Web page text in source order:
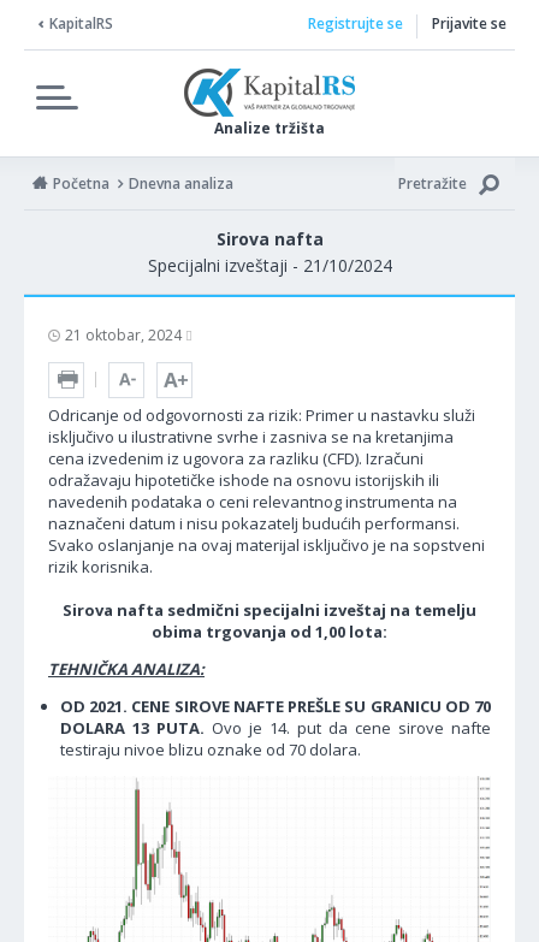
KapitalRS
Analize tržišta
Registrujte se Prijavite se
Početna Dnevna analiza Pretražite
Sirova nafta
Specijalni izveštaji - 21/10/2024
21 oktobar, 2024
Odricanje od odgovornosti za rizik: Primer u nastavku služi
isključivo u ilustrativne svrhe i zasniva se na kretanjima
cena izvedenim iz ugovora za razliku (CFD). Izračuni
odražavaju hipotetičke ishode na osnovu istorijskih ili
navedenih podataka o ceni relevantnog instrumenta na
naznačeni datum i nisu pokazatelj budućih performansi.
Svako oslanjanje na ovaj materijal isključivo je na sopstveni
rizik korisnika.
Sirova nafta sedmični specijalni izveštaj na temelju
obima trgovanja od 1,00 lota:
TEHNIČKA ANALIZA:
OD 2021. CENE SIROVE NAFTE PREŠLE SU GRANICU OD 70
DOLARA 13 PUTA. Ovo je 14. put da cene sirove nafte
testiraju nivoe blizu oznake od 70 dolara.